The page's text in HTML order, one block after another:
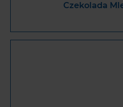
Czekolada